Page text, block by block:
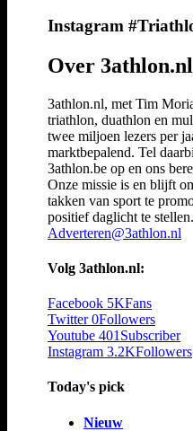
Instagram
Over 3athlon.nl
3athlon.nl, met Tim
triathlon, duathlon en
twee miljoen lezers per
marktbepalend. Tel
3athlon.be op en ons
Onze missie is en blijft
takken van sport te
positief daglicht te
Adverteren@3athlon.nl
Volg 3athlon.nl:
Facebook 5KFans
Twitter 0Followers
Youtube 401 Subscriber
Instagram 3.2KFollowers
Today's pick
Nieuw